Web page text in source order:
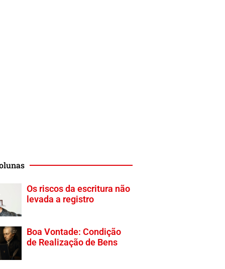
Os riscos da escritura não
levada a registro
Boa Vontade: Condição
de Realização de Bens